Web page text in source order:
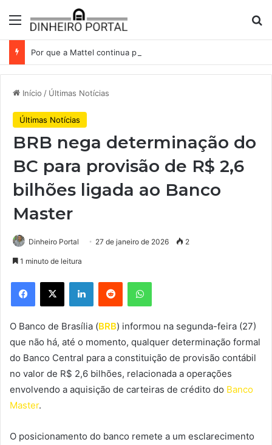
Menu
Início / Últimas Notícias
Últimas Notícias
BRB nega determinação do
BC para provisão de R$ 2,6
bilhões ligada ao Banco
Master
Dinheiro Portal 27 de janeiro de 2026 2
1 minuto de leitura
Facebook
X LinkedinReddit WhatsApp
O Banco de Brasília (BRB) informou na segunda-feira (27)
que não há, até o momento, qualquer determinação formal
do Banco Central para a constituição de provisão contábil
no valor de R$ 2,6 bilhões, relacionada a operações
envolvendo a aquisição de carteiras de crédito do Banco
Master.
O posicionamento do banco remete a um esclarecimento